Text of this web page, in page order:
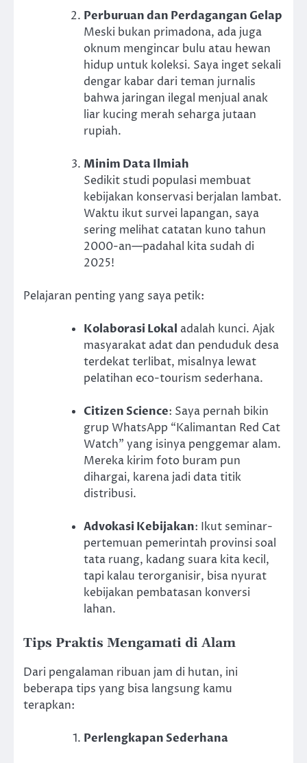
Perburuan dan Perdagangan Gelap
Meski bukan primadona, ada juga
oknum mengincar bulu atau hewan
hidup untuk koleksi. Saya inget sekali
dengar kabar dari teman jurnalis
bahwa jaringan ilegal menjual anak
liar kucing merah seharga jutaan
rupiah.
Minim Data Ilmiah
Sedikit studi populasi membuat
kebijakan konservasi berjalan lambat.
Waktu ikut survei lapangan, saya
sering melihat catatan kuno tahun
2000-an—padahal kita sudah di
2025!
Pelajaran penting yang saya petik:
Kolaborasi Lokal adalah kunci. Ajak
masyarakat adat dan penduduk desa
terdekat terlibat, misalnya lewat
pelatihan eco-tourism sederhana.
Citizen Science: Saya pernah bikin
grup WhatsApp “Kalimantan Red Cat
Watch” yang isinya penggemar alam.
Mereka kirim foto buram pun
dihargai, karena jadi data titik
distribusi.
Advokasi Kebijakan: Ikut seminar-
pertemuan pemerintah provinsi soal
tata ruang, kadang suara kita kecil,
tapi kalau terorganisir, bisa nyurat
kebijakan pembatasan konversi
lahan.
Tips Praktis Mengamati di Alam
Dari pengalaman ribuan jam di hutan, ini
beberapa tips yang bisa langsung kamu
terapkan:
Perlengkapan Sederhana